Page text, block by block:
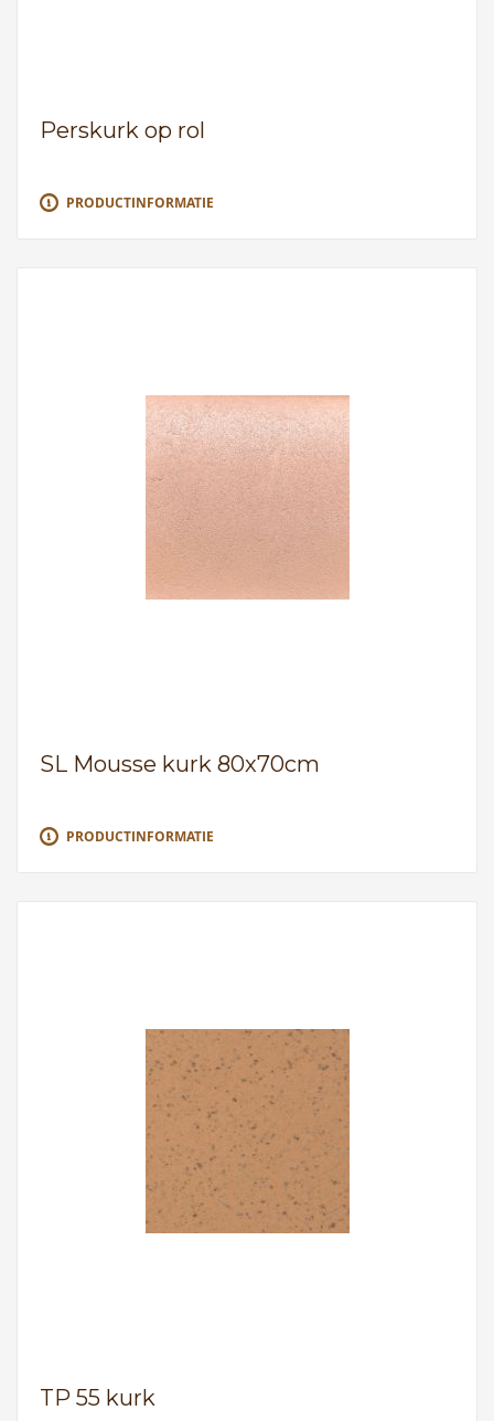
Perskurk op rol
PRODUCTINFORMATIE
SL Mousse kurk 80x70cm
PRODUCTINFORMATIE
TP 55 kurk